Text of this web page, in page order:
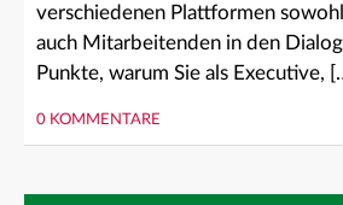
verschiedenen Plattformen
auch Mitarbeitenden in den
Punkte, warum Sie als Executive,
0 KOMMENTARE